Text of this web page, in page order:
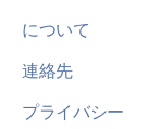
について
連絡先
プライバシー